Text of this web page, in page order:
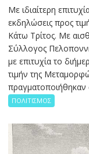
Με ιδιαίτερη
εκδηλώσεις προς
Κάτω Τρίτος. Με
Σύλλογος
με επιτυχία το
τιμήν της
πραγματοποιήθηκαν
ΠΟΛΙΤΙΣΜΟΣ